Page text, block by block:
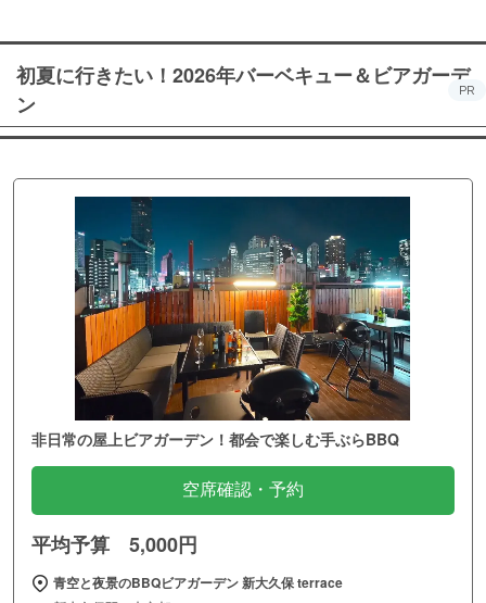
初夏に行きたい！2026年バーベキュー＆ビアガーデ
ン
PR
非日常の屋上ビアガーデン！都会で楽しむ手ぶらBBQ
空席確認・予約
平均予算 5,000円
青空と夜景のBBQビアガーデン 新大久保 terrace